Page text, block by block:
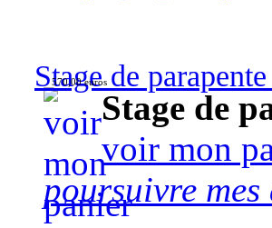
Stage de
570,00 euros
Stage de
voir mon
poursuivre mes